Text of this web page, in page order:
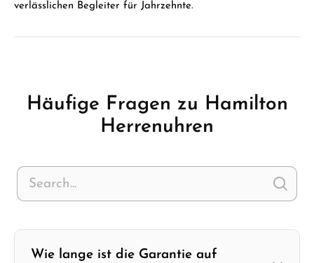
verlässlichen Begleiter für Jahrzehnte.
Häufige Fragen zu Hamilton
Herrenuhren
Wie lange ist die Garantie auf